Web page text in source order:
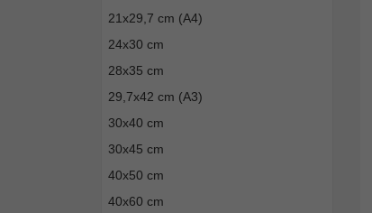
21x29,7 cm (A4)
24x30 cm
28x35 cm
29,7x42 cm (A3)
30x40 cm
30x45 cm
40x50 cm
40x60 cm